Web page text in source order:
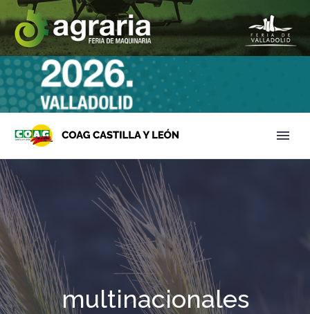
multinacionales